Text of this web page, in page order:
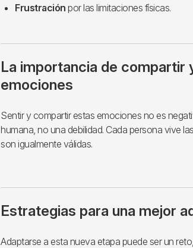
Frustración por las limitaciones físicas.
La importancia de compartir
emociones
Sentir y compartir estas emociones no es
humana, no una debilidad. Cada persona vive
son igualmente válidas.
Estrategias para una mejor
Adaptarse a esta nueva etapa puede ser un